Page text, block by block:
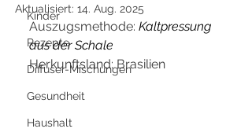
Kinder
Rezepte
Diffuser-Mischungen
Gesundheit
Haushalt
Aktualisiert: 14. Aug. 2025
Auszugsmethode: Kaltpressung
aus der Schale
Herkunftsland: Brasilien